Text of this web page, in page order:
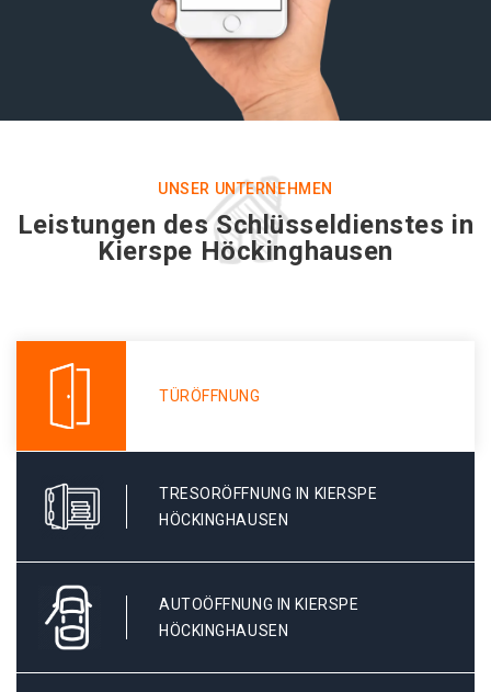
UNSER UNTERNEHMEN
Leistungen des Schlüsseldienstes in
Kierspe Höckinghausen
TÜRÖFFNUNG
TRESORÖFFNUNG IN KIERSPE
HÖCKINGHAUSEN
AUTOÖFFNUNG IN KIERSPE
HÖCKINGHAUSEN